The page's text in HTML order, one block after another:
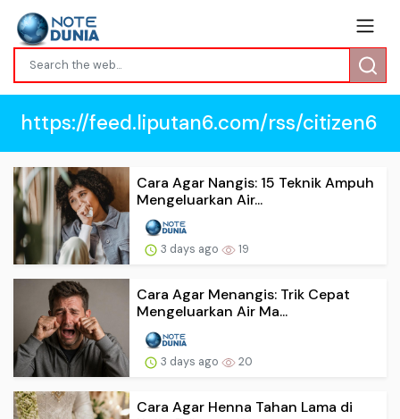
https://feed.liputan6.com/rss/citizen6
Cara Agar Nangis: 15 Teknik Ampuh
Mengeluarkan Air...
3 days ago 19
Cara Agar Menangis: Trik Cepat
Mengeluarkan Air Ma...
3 days ago 20
Cara Agar Henna Tahan Lama di